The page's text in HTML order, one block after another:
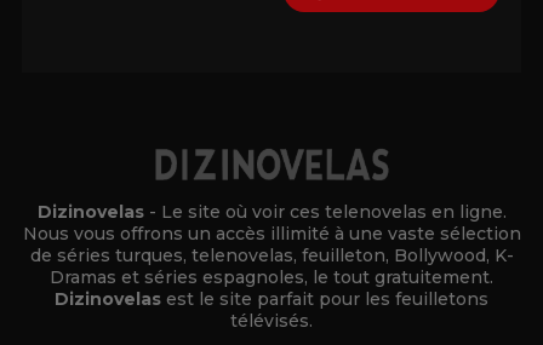
Dizinovelas - Le site où voir ces telenovelas en ligne.
Nous vous offrons un accès illimité à une vaste sélection
de séries turques, telenovelas, feuilleton, Bollywood, K-
Dramas et séries espagnoles, le tout gratuitement.
Dizinovelas est le site parfait pour les feuilletons
télévisés.